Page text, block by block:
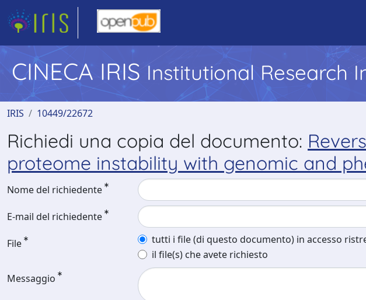
CINECA IRIS Institutional Research
IRIS 10449/22672
Richiedi una copia del documento:
proteome instability with genomic and
Nome del richiedente
E-mail del richiedente
File
tutti i file (di questo documento) in accesso
il file(s) che avete richiesto
Messaggio